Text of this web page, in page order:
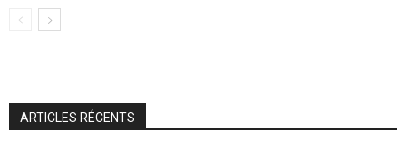
ARTICLES RÉCENTS